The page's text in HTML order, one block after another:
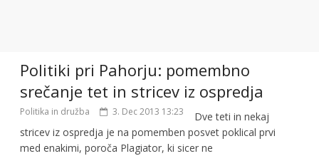
Politiki pri Pahorju: pomembno
srečanje tet in stricev iz ospredja
Politika in družba 3. Dec 2013 13:23
Dve teti in nekaj
stricev iz ospredja je na pomemben posvet poklical prvi
med enakimi, poroča Plagiator, ki sicer ne